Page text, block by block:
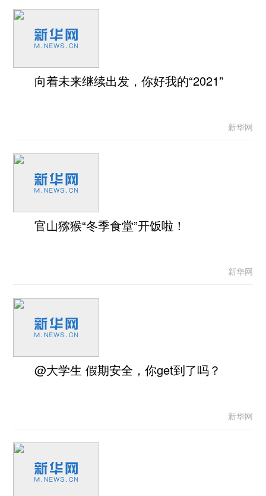
向着未来继续出发，你好我的“2021”
新华网
官山猕猴“冬季食堂”开饭啦！
新华网
@大学生 假期安全，你get到了吗？
新华网